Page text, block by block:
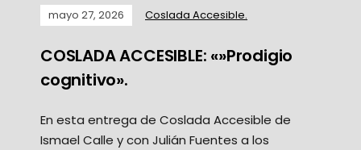
mayo 27, 2026 Coslada Accesible.
COSLADA ACCESIBLE: «»Prodigio
cognitivo».
En esta entrega de Coslada Accesible de
Ismael Calle y con Julián Fuentes a los